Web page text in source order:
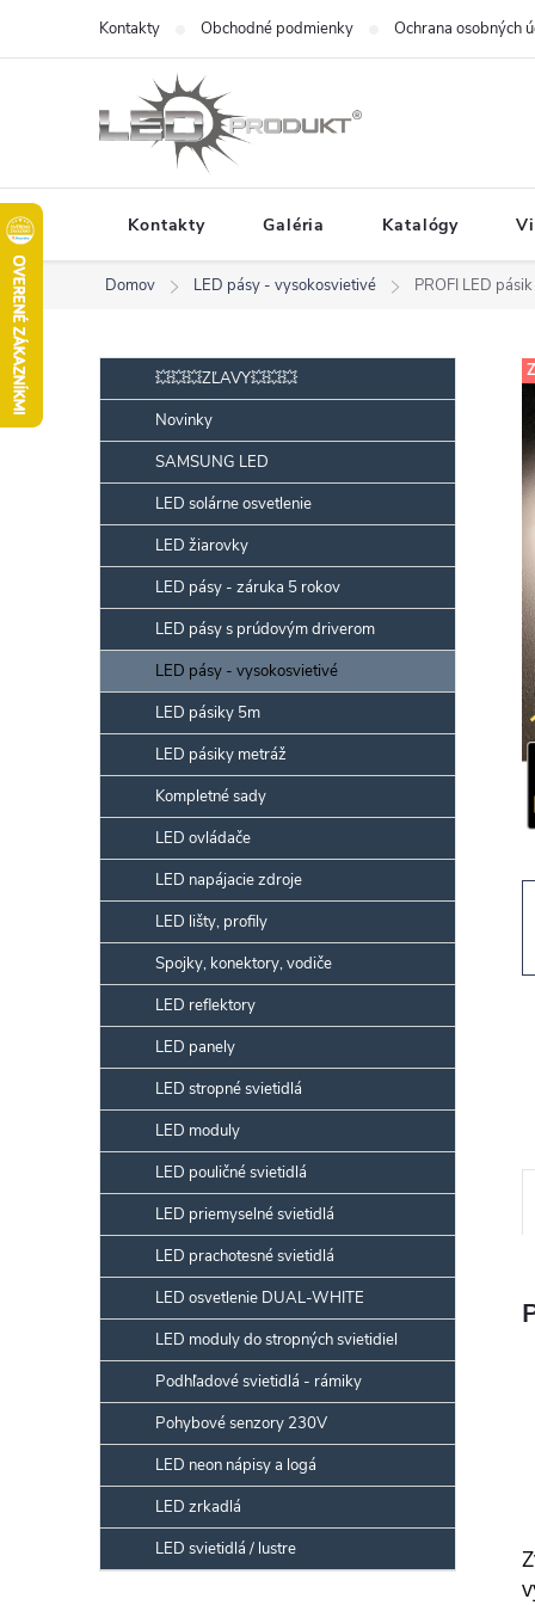
obsah
Kontakty Obchodné podmienky Ochrana osobných
Kontakty Galéria Katalógy
Domov LED pásy - vysokosvietivé PROFI LED
o
č
n
a
n
e
Preskočiť
kategórie💥💥💥ZĽAVY💥💥💥
Novinky
SAMSUNG LED
LED solárne osvetlenie
LED žiarovky
LED pásy - záruka 5 rokov
LED pásy s prúdovým driverom
LED pásy - vysokosvietivé
LED pásiky 5m
LED pásiky metráž
Kompletné sady
LED ovládače
LED napájacie zdroje
LED lišty, profily
Spojky, konektory, vodiče
LED reflektory
LED panely
LED stropné svietidlá
LED moduly
LED pouličné svietidlá
LED priemyselné svietidlá
LED prachotesné svietidlá
LED osvetlenie DUAL-WHITE
LED moduly do stropných svietidiel
Podhľadové svietidlá - rámiky
Pohybové senzory 230V
LED neon nápisy a logá
LED zrkadlá
LED svietidlá / lustre